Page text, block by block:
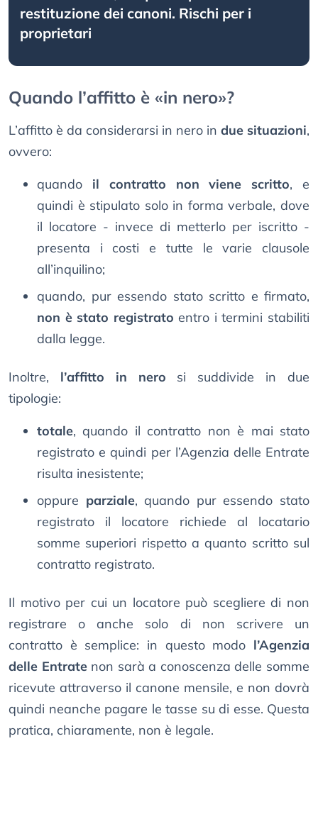
restituzione dei canoni. Rischi per i
proprietari
Quando l’affitto è «in nero»?
L’affitto è da considerarsi in nero in due situazioni,
ovvero:
quando il contratto non viene scritto, e
quindi è stipulato solo in forma verbale, dove
il locatore - invece di metterlo per iscritto -
presenta i costi e tutte le varie clausole
all’inquilino;
quando, pur essendo stato scritto e firmato,
non è stato registrato entro i termini stabiliti
dalla legge.
Inoltre, l’affitto in nero si suddivide in due
tipologie:
totale, quando il contratto non è mai stato
registrato e quindi per l’Agenzia delle Entrate
risulta inesistente;
oppure parziale, quando pur essendo stato
registrato il locatore richiede al locatario
somme superiori rispetto a quanto scritto sul
contratto registrato.
Il motivo per cui un locatore può scegliere di non
registrare o anche solo di non scrivere un
contratto è semplice: in questo modo l’Agenzia
delle Entratenon sarà a conoscenza delle somme
ricevute attraverso il canone mensile, e non dovrà
quindi neanche pagare le tasse su di esse. Questa
pratica, chiaramente, non è legale.